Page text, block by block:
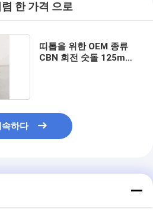
한 가격 으로
띠톱을 위한 OEM 종류
CBN 회전 숫돌 125mm
속하다